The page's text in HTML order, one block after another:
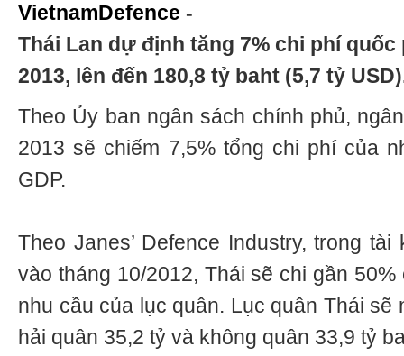
VietnamDefence -
Thái Lan dự định tăng 7% chi phí
2013, lên đến 180,8 tỷ baht (5,7 tỷ
Theo Ủy ban ngân sách chính phủ,
2013 sẽ chiếm 7,5% tổng chi phí của
GDP.
Theo Janes’ Defence Industry, trong
vào tháng 10/2012, Thái sẽ chi gần
nhu cầu của lục quân. Lục quân Thái sẽ
hải quân 35,2 tỷ và không quân 33,9 tỷ